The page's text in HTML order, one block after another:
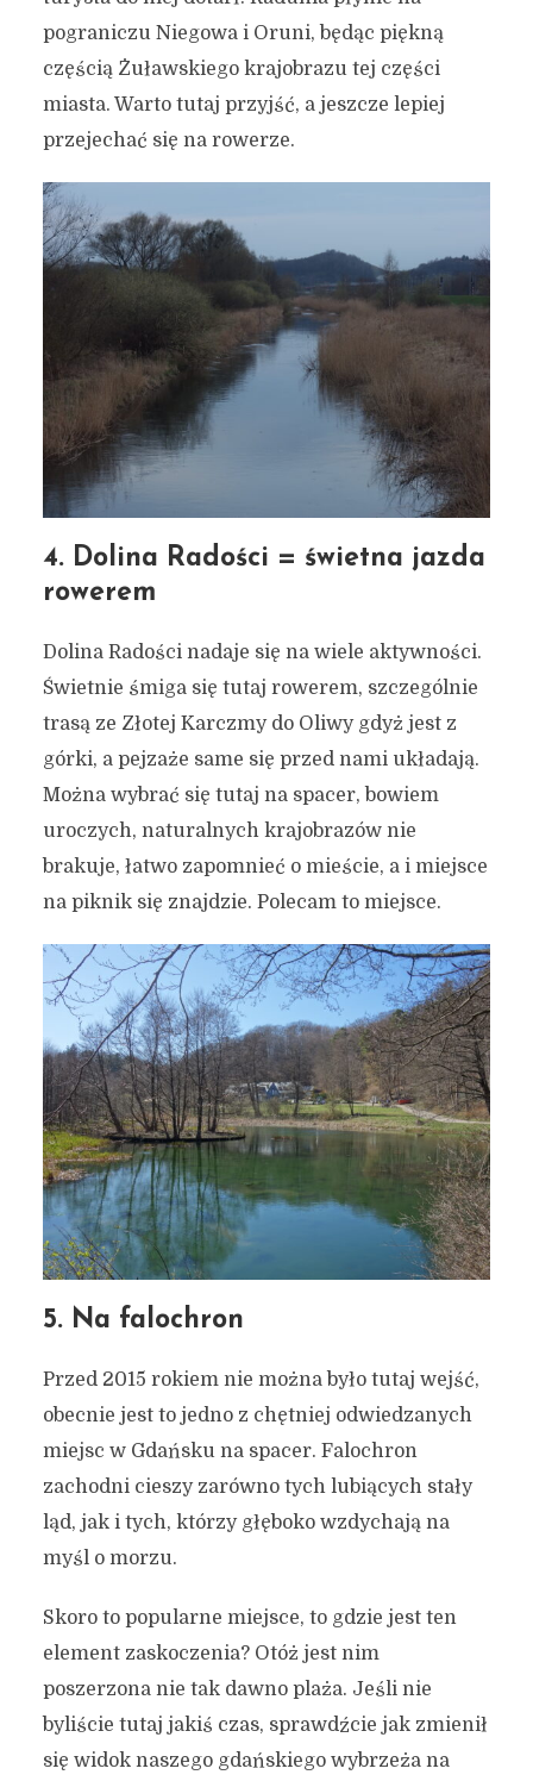
pograniczu Niegowa i Oruni, będąc piękną
częścią Żuławskiego krajobrazu tej części
miasta. Warto tutaj przyjść, a jeszcze lepiej
przejechać się na rowerze.
4. Dolina Radości = świetna jazda
rowerem
Dolina Radości nadaje się na wiele aktywności.
Świetnie śmiga się tutaj rowerem, szczególnie
trasą ze Złotej Karczmy do Oliwy gdyż jest z
górki, a pejzaże same się przed nami układają.
Można wybrać się tutaj na spacer, bowiem
uroczych, naturalnych krajobrazów nie
brakuje, łatwo zapomnieć o mieście, a i miejsce
na piknik się znajdzie. Polecam to miejsce.
5. Na falochron
Przed 2015 rokiem nie można było tutaj wejść,
obecnie jest to jedno z chętniej odwiedzanych
miejsc w Gdańsku na spacer. Falochron
zachodni cieszy zarówno tych lubiących stały
ląd, jak i tych, którzy głęboko wzdychają na
myśl o morzu.
Skoro to popularne miejsce, to gdzie jest ten
element zaskoczenia? Otóż jest nim
poszerzona nie tak dawno plaża. Jeśli nie
byliście tutaj jakiś czas, sprawdźcie jak zmienił
się widok naszego gdańskiego wybrzeża na